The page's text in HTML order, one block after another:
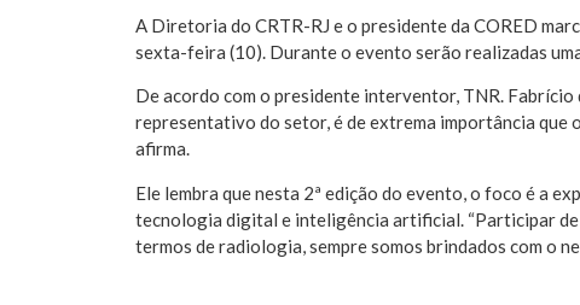
A Diretoria do CRTR-RJ e o presidente da CORED
sexta-feira (10). Durante o evento serão realizadas
De acordo com o presidente interventor, TNR.
representativo do setor, é de extrema importância que
afirma.
Ele lembra que nesta 2ª edição do evento, o foco é a
tecnologia digital e inteligência artificial. “Participar de
termos de radiologia, sempre somos brindados com o